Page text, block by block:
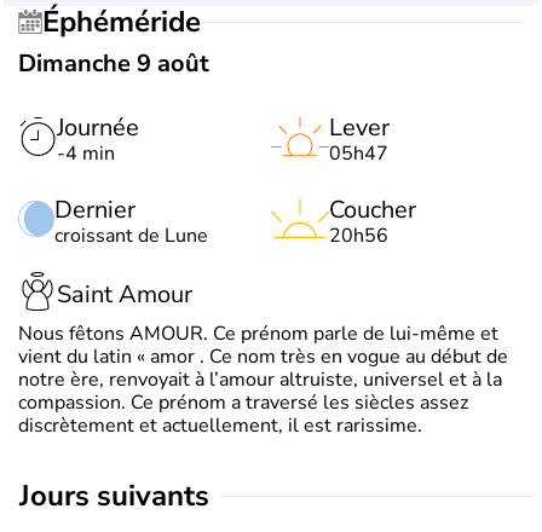
Éphéméride
Dimanche 9 août
Journée
-4 min
Dernier
croissant de Lune
Lever
05h47
Coucher
20h56
Saint Amour
Nous fêtons AMOUR. Ce prénom parle de lui-même et
vient du latin « amor . Ce nom très en vogue au début de
notre ère, renvoyait à l’amour altruiste, universel et à la
compassion. Ce prénom a traversé les siècles assez
discrètement et actuellement, il est rarissime.
jours suivants